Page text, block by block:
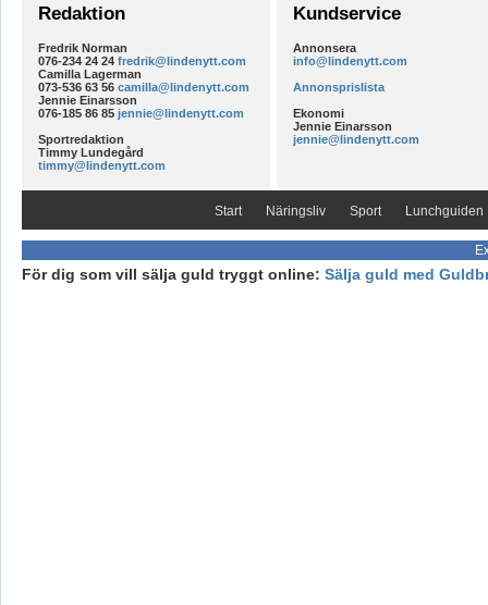
Redaktion
Fredrik Norman
076-234 24 24 fredrik@lindenytt.com
Camilla Lagerman
073-536 63 56 camilla@lindenytt.com
Jennie Einarsson
076-185 86 85 jennie@lindenytt.com
Sportredaktion
Timmy Lundegård
timmy@lindenytt.com
Kundservice
Annonsera
info@lindenytt.com
Annonsprislista
Ekonomi
Jennie Einarsson
jennie@lindenytt.com
Start Näringsliv Sport Lunchguiden
För dig som vill sälja guld tryggt online: Sälja guld med